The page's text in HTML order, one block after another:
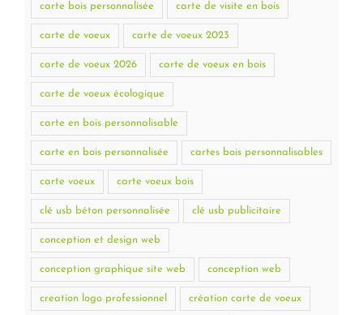
carte bois personnalisée carte de visite en bois
carte de voeux carte de voeux 2023
carte de voeux 2026 carte de voeux en bois
carte de voeux écologique
carte en bois personnalisable
carte en bois personnalisée cartes bois personnalisables
carte voeux carte voeux bois
clé usb béton personnalisée clé usb publicitaire
conception et design web
conception graphique site web conception web
creation logo professionnel création carte de voeux